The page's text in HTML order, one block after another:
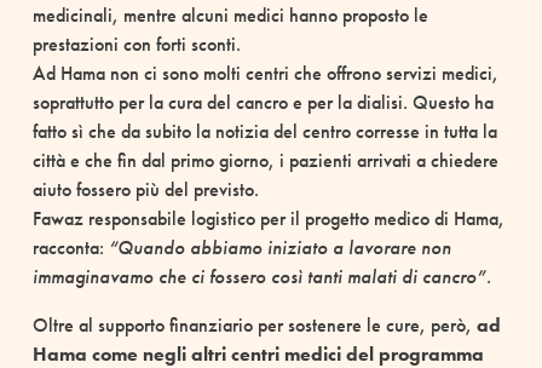
medicinali, mentre alcuni medici hanno proposto le
prestazioni con forti sconti.
Ad Hama non ci sono molti centri che offrono servizi medici,
soprattutto per la cura del cancro e per la dialisi. Questo ha
fatto sì che da subito la notizia del centro corresse in tutta la
città e che fin dal primo giorno, i pazienti arrivati a chiedere
aiuto fossero più del previsto.
Fawaz responsabile logistico per il progetto medico di Hama,
racconta: “Quando abbiamo iniziato a lavorare non
immaginavamo che ci fossero così tanti malati di cancro”.
Oltre al supporto finanziario per sostenere le cure, però, ad
Hama come negli altri centri medici del programma